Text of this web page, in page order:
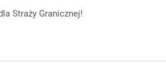
Straży Granicznej!